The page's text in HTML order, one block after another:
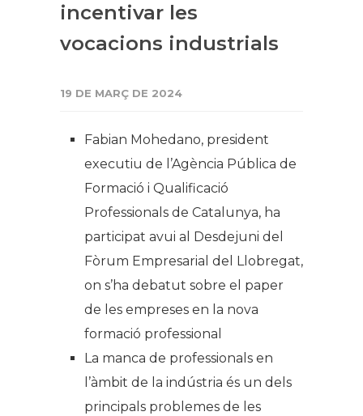
incentivar les
vocacions industrials
19 DE MARÇ DE 2024
Fabian Mohedano, president
executiu de l’Agència Pública de
Formació i Qualificació
Professionals de Catalunya, ha
participat avui al Desdejuni del
Fòrum Empresarial del Llobregat,
on s’ha debatut sobre el paper
de les empreses en la nova
formació professional
La manca de professionals en
l’àmbit de la indústria és un dels
principals problemes de les